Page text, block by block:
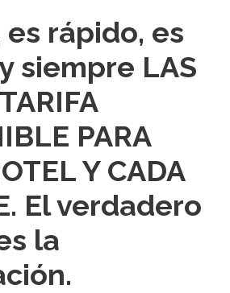
es rápido, es
siempre LAS
PARA
Y CADA
El verdadero
la